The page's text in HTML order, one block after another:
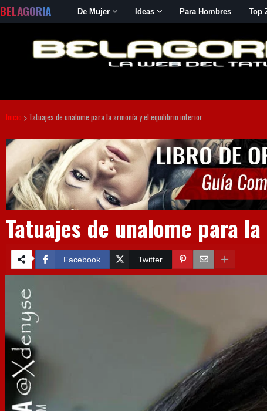
BELAGORIA De Mujer Ideas Para Hombres Top
Inicio Tatuajes de unalome para la armonía y el equilibrio interior
Tatuajes de unalome para
Facebook Twitter